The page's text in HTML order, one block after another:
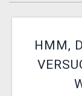
HMM,